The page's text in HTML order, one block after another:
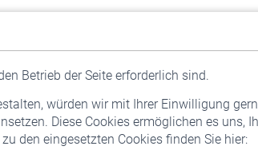
Betrieb der Seite erforderlich sind.
würden wir mit Ihrer Einwilligung
Diese Cookies ermöglichen es uns,
den eingesetzten Cookies finden Sie hier: